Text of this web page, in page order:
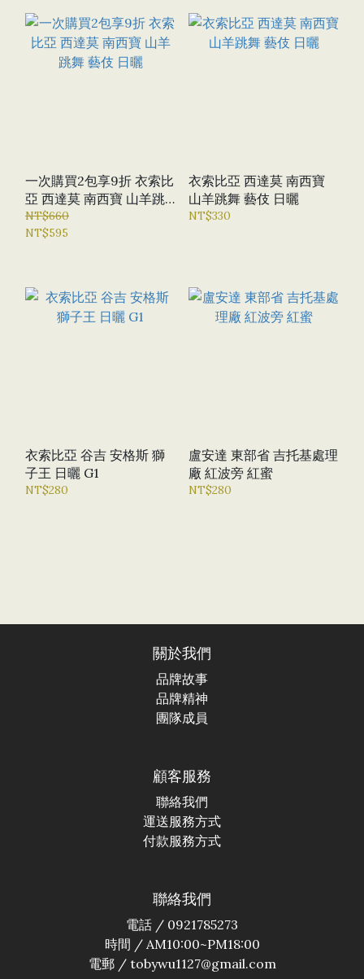
一次購買2包享9折 衣索比
亞 西達莫 南西寶 山羊跳
舞 藝伎 日曬
NT$660
NT$595
衣索比亞 西達莫 南西寶
山羊跳舞 藝伎 日曬
NT$330
衣索比亞 谷吉 安格斯 獅
子王 日曬 G1
NT$280
盧安達 東部省 吉托基處理
廠 紅波旁 紅蜜
NT$280
關於我們
品牌故事
品牌精神
團隊成員
顧客服務
聯絡我們
運送服務方式
付款服務方式
聯絡我們
電話 / 0921785273
時間 / AM10:00~PM18:00
電郵 / tobywu1127@gmail.com